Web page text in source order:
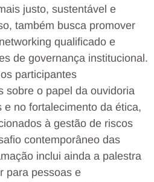
justo, sustentável e
também busca promover
qualificado e
de governança institucional.
participantes
sobre o papel da ouvidoria
e no fortalecimento da ética,
à gestão de riscos
contemporâneo das
inclui ainda a palestra
para pessoas e